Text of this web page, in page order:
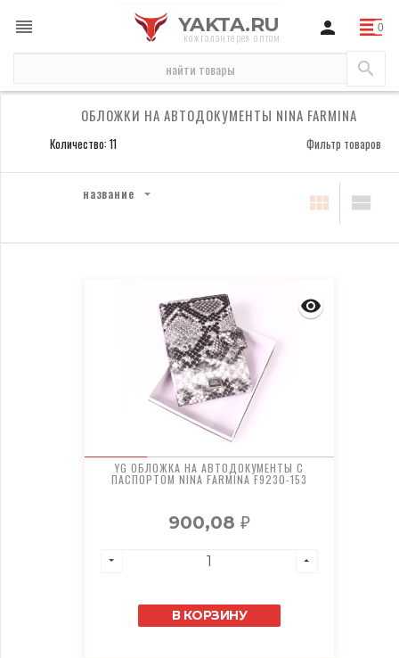
YAKTA.RU
кожгалантерея оптом
обложки на автодокументы Nina Farmina
ОБЛОЖКИ НА АВТОДОКУМЕНТЫ NINA FARMINA
Количество: 11 Фильтр товаров
название
YG ОБЛОЖКА НА АВТОДОКУМЕНТЫ С
ПАСПОРТОМ NINA FARMINA F9230-153
900,08 ₽
В КОРЗИНУ